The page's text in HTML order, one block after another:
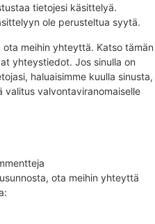
tietojesi käsittelyä.
ole perusteltua syytä.
meihin yhteyttä. Katso tämän
yhteystiedot. Jos sinulla on
haluaisimme kuulla sinusta,
valitus valvontaviranomaiselle
ota meihin yhteyttä